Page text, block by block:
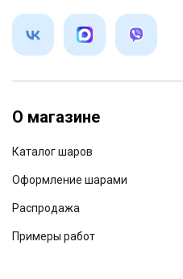
О магазине
Каталог шаров
Оформление шарами
Распродажа
Примеры работ